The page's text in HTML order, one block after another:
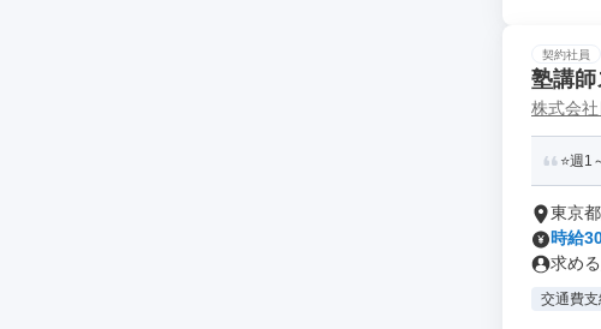
契約社員
塾講
株式会
⭐️週1
東京
時給
求め
交通費